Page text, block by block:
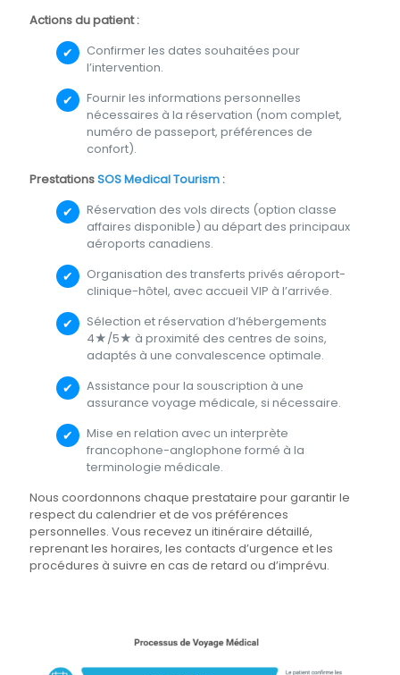
Actions du patient :
Confirmer les dates souhaitées pour
l’intervention.
Fournir les informations personnelles
nécessaires à la réservation (nom complet,
numéro de passeport, préférences de
confort).
PrestationsSOS Medical Tourism :
Réservation des vols directs (option classe
affaires disponible) au départ des principaux
aéroports canadiens.
Organisation des transferts privés aéroport-
clinique-hôtel, avec accueil VIP à l’arrivée.
Sélection et réservation d’hébergements
4★/5★ à proximité des centres de soins,
adaptés à une convalescence optimale.
Assistance pour la souscription à une
assurance voyage médicale, si nécessaire.
Mise en relation avec un interprète
francophone-anglophone formé à la
terminologie médicale.
Nous coordonnons chaque prestataire pour garantir le
respect du calendrier et de vos préférences
personnelles. Vous recevez un itinéraire détaillé,
reprenant les horaires, les contacts d’urgence et les
procédures à suivre en cas de retard ou d’imprévu.